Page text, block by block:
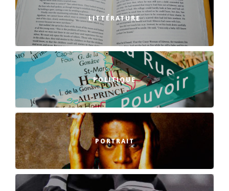
LITTÉRATURE
POLITIQUE
PORTRAIT